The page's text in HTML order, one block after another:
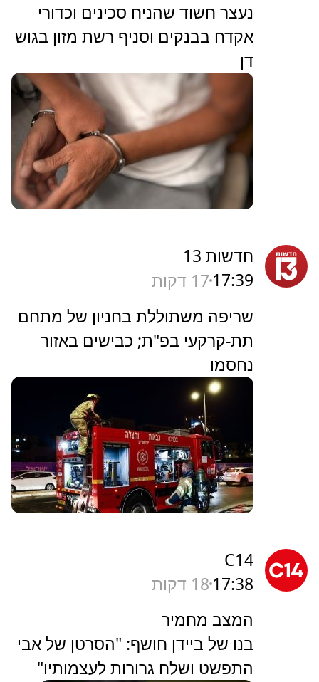
נעצר חשוד שהניח סכינים וכדורי
אקדח בבנקים וסניף רשת מזון בגוש
דן
חדשות 13
17:39 17 דקות
שריפה משתוללת בחניון של מתחם
תת-קרקעי בפ"ת; כבישים באזור
נחסמו
C14
17:38 18 דקות
המצב מחמיר
בנו של ביידן חושף: "הסרטן של אבי
התפשט ושלח גרורות לעצמותיו"